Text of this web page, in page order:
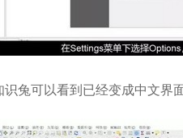
兔可以看到已经变成中文界